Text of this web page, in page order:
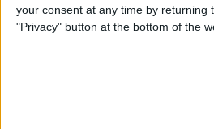
your consent at any time by returning
"Privacy" button at the bottom of the